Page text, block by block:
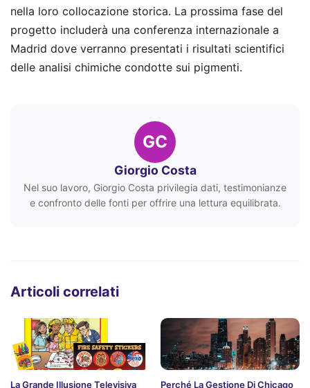
nella loro collocazione storica. La prossima fase del
progetto includerà una conferenza internazionale a
Madrid dove verranno presentati i risultati scientifici
delle analisi chimiche condotte sui pigmenti.
GC
Giorgio Costa
Nel suo lavoro, Giorgio Costa privilegia dati, testimonianze
e confronto delle fonti per offrire una lettura equilibrata.
Articoli correlati
La Grande Illusione Televisiva Perché La Gestione Di Chicago